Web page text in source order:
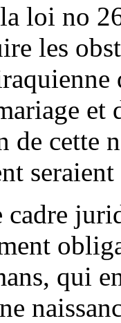
loi no
les
de cette
cadre
qui